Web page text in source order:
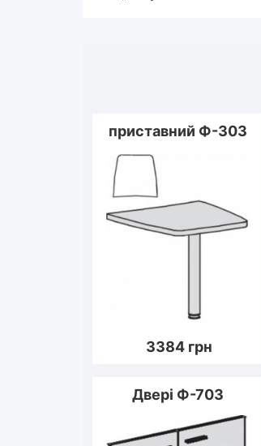
приставний Ф-303
3384 грн
Двері Ф-703